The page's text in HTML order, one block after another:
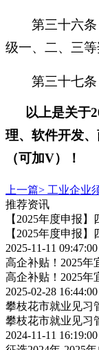
第三十六条
级一、二、三
第三十七条
以上是关于
理、软件开发
（可加V）！
上一篇> 工业企业
推荐资讯
【2025年度申报
【2025年度申报
2025-11-11 09:47:00
高企补贴！2025
高企补贴！2025
2025-02-28 16:44:00
攀枝花市就业见习
攀枝花市就业见习
2024-11-11 16:19:00